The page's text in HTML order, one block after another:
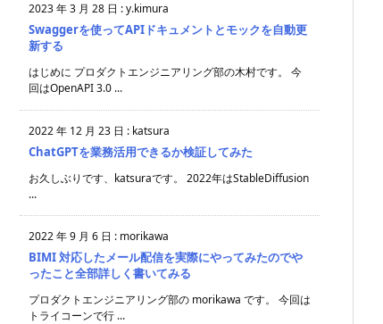
2023 年 3 月 28 日 :y.kimura
Swaggerを使ってAPIドキュメントとモックを自動更
新する
はじめに プロダクトエンジニアリング部の木村です。 今
回はOpenAPI 3.0 ...
2022 年 12 月 23 日 : katsura
ChatGPTを業務活用できるか検証してみた
お久しぶりです、katsuraです。 2022年はStableDiffusion
...
2022 年 9 月 6 日 : morikawa
BIMI 対応したメール配信を実際にやってみたのでや
ったこと全部詳しく書いてみる
プロダクトエンジニアリング部の morikawa です。 今回は
トライコーンで行 ...